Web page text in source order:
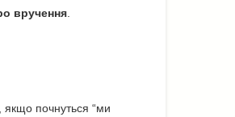
вручення
почнуться “ми